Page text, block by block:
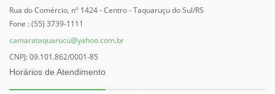
Rua do Comércio, nº 1424 - Centro - Taquaruçu do Sul/RS
Fone : (55) 3739-1111
camarataquarucu@yahoo.com.br
CNPJ: 09.101.862/0001-85
Horários de Atendimento